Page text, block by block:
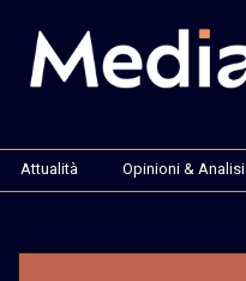
Attualità Opinioni & Analisi